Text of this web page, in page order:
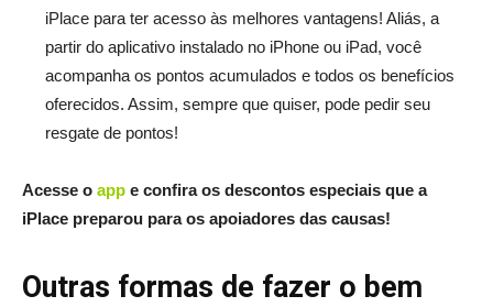
iPlace para ter acesso às melhores vantagens! Aliás, a
partir do aplicativo instalado no iPhone ou iPad, você
acompanha os pontos acumulados e todos os benefícios
oferecidos. Assim, sempre que quiser, pode pedir seu
resgate de pontos!
Acesse o app e confira os descontos especiais que a
iPlace preparou para os apoiadores das causas!
Outras formas de fazer o bem